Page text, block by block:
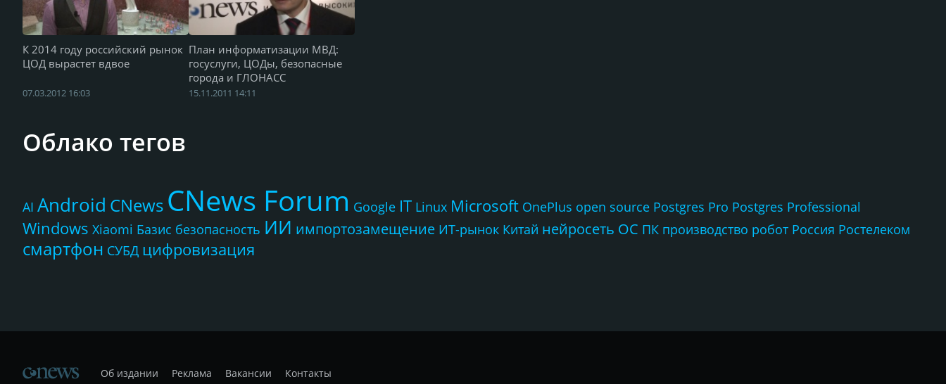
К 2014 году российский рынок
ЦОД вырастет вдвое
07.03.2012 16:03
План информатизации МВД:
госуслуги, ЦОДы, безопасные
города и ГЛОНАСС
15.11.2011 14:11
Облако тегов
AI Android CNews CNews Forum Google IT Linux Microsoft OnePlus open source Postgres Pro Postgres Professional
Windows Xiaomi Базис безопасность ИИ импортозамещение ИТ-рынок Китай нейросеть ОС ПК производство робот Россия Ростелеком
смартфон СУБД цифровизация
Об издании Реклама Вакансии Контакты